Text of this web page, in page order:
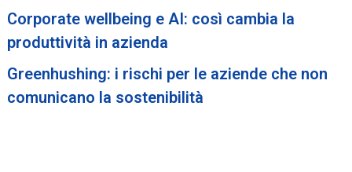
Corporate wellbeing e AI: così cambia la
produttività in azienda
Greenhushing: i rischi per le aziende che non
comunicano la sostenibilità